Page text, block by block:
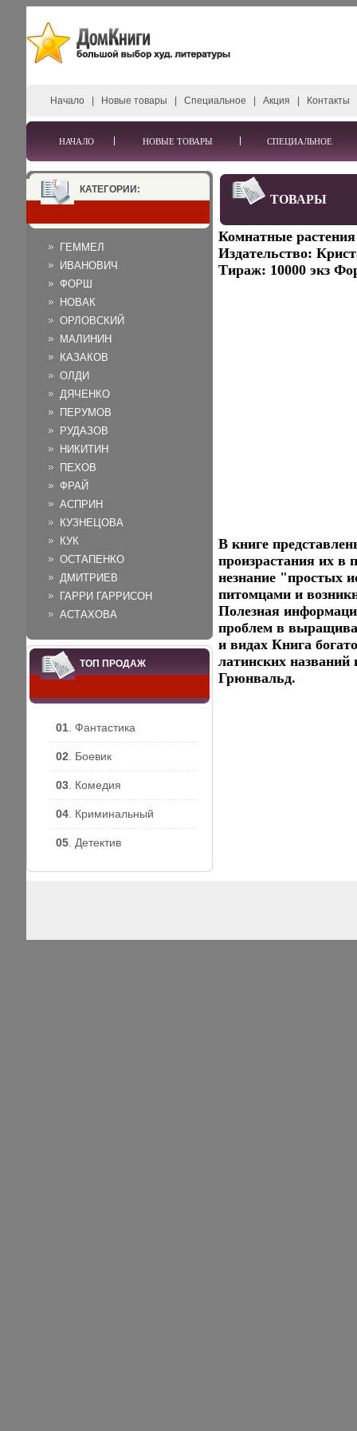
Начало Новые товары Специальное Акция Контакты
НАЧАЛО НОВЫЕ ТОВАРЫ СПЕЦИАЛЬНОЕ
КАТЕГОРИИ:
ГЕММЕЛ
ИВАНОВИЧ
ФОРШ
НОВАК
ОРЛОВСКИЙ
МАЛИНИН
КАЗАКОВ
ОЛДИ
ДЯЧЕНКО
ПЕРУМОВ
РУДАЗОВ
НИКИТИН
ПЕХОВ
ФРАЙ
АСПРИН
КУЗНЕЦОВА
КУК
ОСТАПЕНКО
ДМИТРИЕВ
ГАРРИ ГАРРИСОН
АСТАХОВА
ТОП ПРОДАЖ
01 . Фантастика
02 . Боевик
03 . Комедия
04 . Криминальный
05 . Детектив
ТОВАРЫ
Комнатные
Издательство:
Тираж: 10000 экз
В книге
произрастания их в
незнание "простых
питомцами и
Полезная
проблем в
и видах Книга
латинских
Грюнвальд.